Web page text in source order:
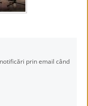
prin email când